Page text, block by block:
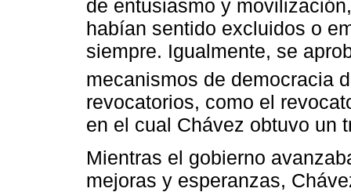
de entusiasmo y
habían sentido excluidos o
siempre. Igualmente, se
mecanismos de democracia
revocatorios, como el
en el cual Chávez obtuvo un
Mientras el gobierno
mejoras y esperanzas,